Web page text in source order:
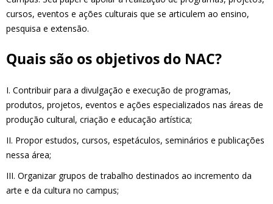
cursos, eventos e ações culturais que se articulem ao ensino,
pesquisa e extensão.
Quais são os objetivos do NAC?
I. Contribuir para a divulgação e execução de programas,
produtos, projetos, eventos e ações especializados nas áreas de
produção cultural, criação e educação artística;
II. Propor estudos, cursos, espetáculos, seminários e publicações
nessa área;
III. Organizar grupos de trabalho destinados ao incremento da
arte e da cultura no campus;